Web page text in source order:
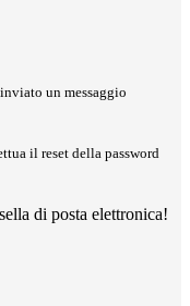
un messaggio
il reset della password
di posta elettronica!